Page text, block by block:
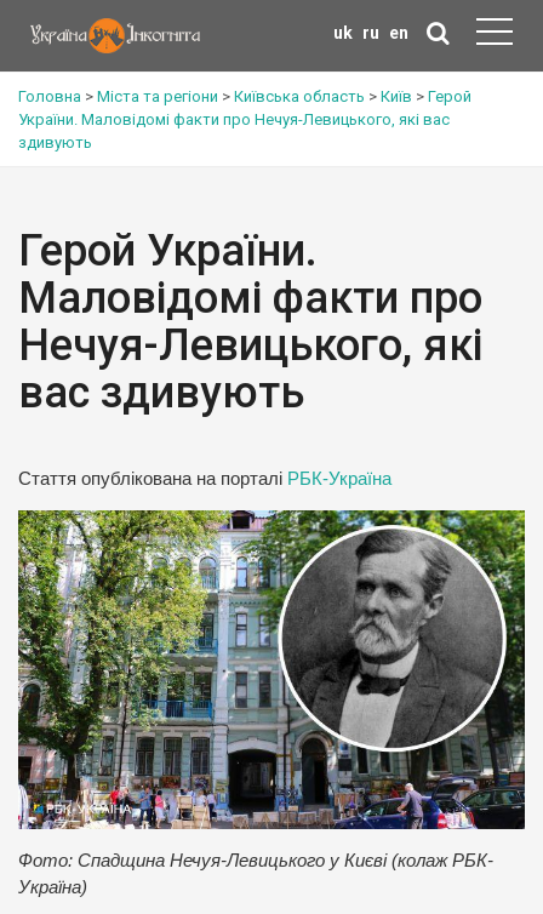
uk ru en
Головна > Міста та регіони > Київська область > Київ > Герой
України. Маловідомі факти про Нечуя-Левицького, які вас
здивують
Герой України.
Маловідомі факти про
Нечуя-Левицького, які
вас здивують
Стаття опублікована на порталі РБК-Україна
Фото: Спадщина Нечуя-Левицького у Києві (колаж РБК-
Україна)